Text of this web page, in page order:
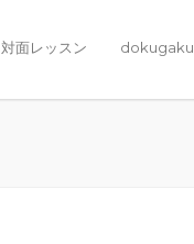
対面レッスン dokugaku